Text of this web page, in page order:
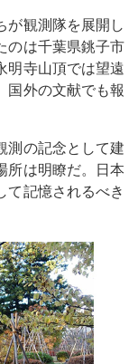
が観測隊を展開し
のは千葉県銚子市
明寺山頂では望遠
国外の文献でも報
測の記念として建
所は明瞭だ。日本
て記憶されるべき